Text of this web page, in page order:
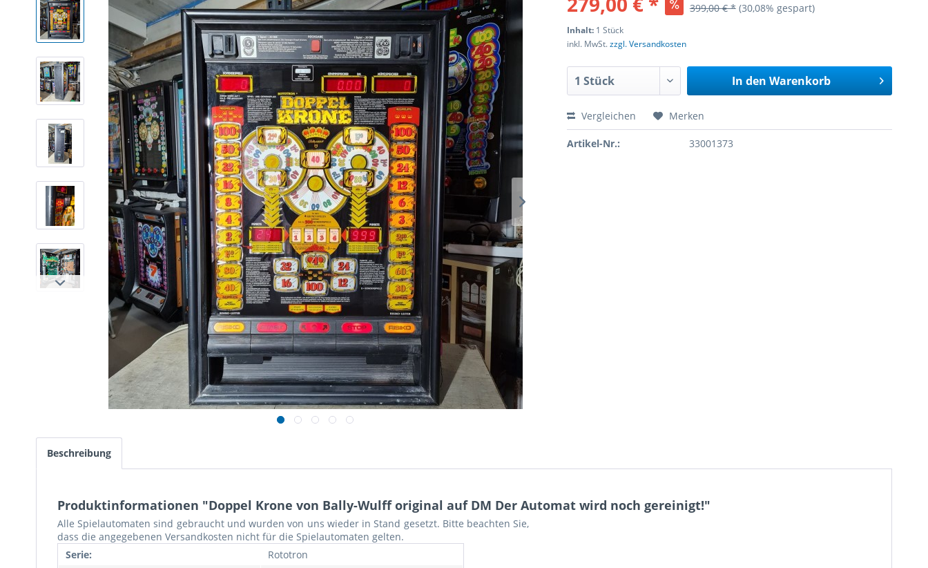
399,00 € * (30,08% gespart)
Inhalt: 1 Stück
inkl. MwSt.zzgl. Versandkosten
In den Warenkorb
Vergleichen Merken
Artikel-Nr.: 33001373
Beschreibung
Produktinformationen "Doppel Krone von Bally-Wulff original auf DM Der Automat wird noch gereinigt!"
Alle Spielautomaten sind gebraucht und wurden von uns wieder in Stand gesetzt. Bitte beachten Sie,
dass die angegebenen Versandkosten nicht für die Spielautomaten gelten.
Serie:
Rototron